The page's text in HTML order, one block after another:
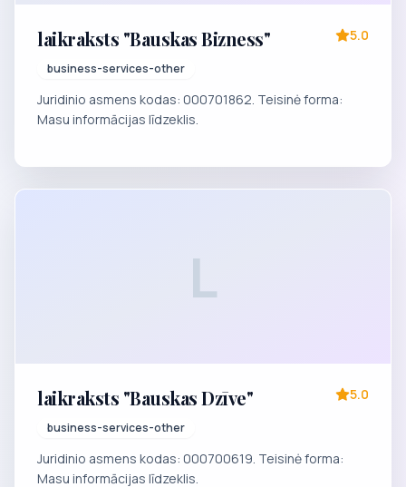
laikraksts "Bauskas Bizness"
business-services-other
5.0
Juridinio asmens kodas: 000701862. Teisinė forma:
Masu informācijas līdzeklis.
L
laikraksts "Bauskas Dzīve"
business-services-other
5.0
Juridinio asmens kodas: 000700619. Teisinė forma:
Masu informācijas līdzeklis.